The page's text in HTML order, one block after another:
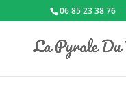
06 85 23 38 76